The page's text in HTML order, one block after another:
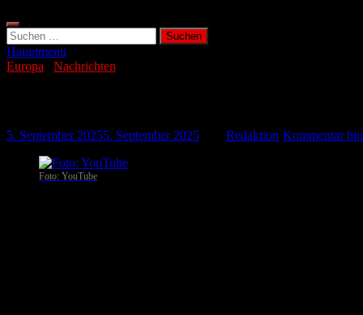
Suchen
nach:
Hauptmenü
Europa
Nachrichten
5. September 20255. September 2025 Redaktion Kommentar
Foto: YouTube